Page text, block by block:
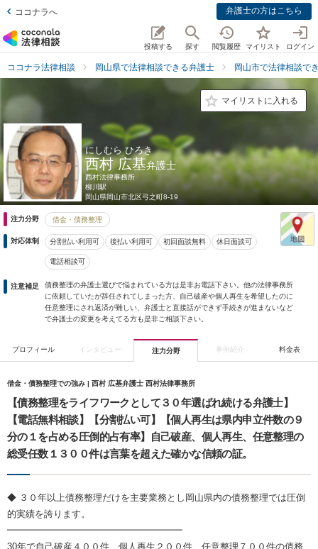
ココナラへ 弁護士の方はこちら
投稿する 探す 閲覧履歴 マイリスト ログイン
ココナラ法律相談 岡山県で法律相談できる弁護士 岡山市で法律相談で
マイリストに入れる
にしむら ひろき
西村 広基弁護士
西村法律事務所
柳川駅
岡山県岡山市北区弓之町8-19
注力分野 借金・債務整理
対応体制 分割払い利用可 後払い利用可 初回面談無料 休日面談可
電話相談可
注意補足
債務整理の弁護士選びで悩まれている方は是非お電話下さい。他の法律事務所
に依頼していたが辞任されてしまった方、自己破産や個人再生を希望したのに
任意整理にされ返済が難しい、弁護士と直接話ができず手続きが進まないなど
で弁護士の変更を考えてる方も是非ご相談下さい。
プロフィール インタビュー 注力分野 事例紹介 料金表
借金・債務整理での強み | 西村 広基弁護士 西村法律事務所
【債務整理をライフワークとして３０年選ばれ続ける弁護士】
【電話無料相談】【分割払い可】【個人再生は県内申立件数の９
分の１を占める圧倒的占有率】自己破産、個人再生、任意整理の
総受任数１３００件は言葉を超えた確かな信頼の証。
◆ ３０年以上債務整理だけを主要業務とし岡山県内の債務整理では圧倒
的実績を誇ります。
━━━━━━━━━━━━━━━━━━━
30年で自己破産４００件、個人再生２００件、任意整理７００件の債務